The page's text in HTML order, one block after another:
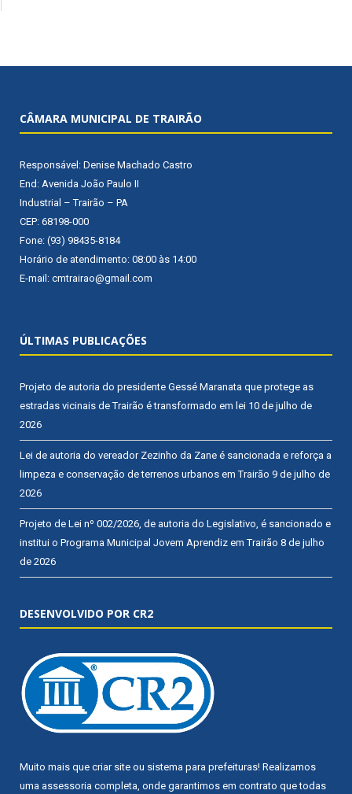
CÂMARA MUNICIPAL DE TRAIRÃO
Responsável: Denise Machado Castro
End: Avenida João Paulo II
Industrial – Trairão – PA
CEP: 68198-000
Fone: (93) 98435-8184
Horário de atendimento: 08:00 às 14:00
E-mail: cmtrairao@gmail.com
ÚLTIMAS PUBLICAÇÕES
Projeto de autoria do presidente Gessé Maranata que protege as
estradas vicinais de Trairão é transformado em lei 10 de julho de
2026
Lei de autoria do vereador Zezinho da Zane é sancionada e reforça a
limpeza e conservação de terrenos urbanos em Trairão 9 de julho de
2026
Projeto de Lei nº 002/2026, de autoria do Legislativo, é sancionado e
institui o Programa Municipal Jovem Aprendiz em Trairão 8 de julho
de 2026
DESENVOLVIDO POR CR2
Muito mais que criar site ou sistema para prefeituras! Realizamos
uma assessoria completa, onde garantimos em contrato que todas